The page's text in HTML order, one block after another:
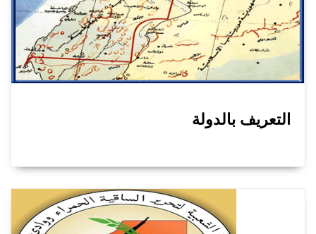
التعريف بالدولة